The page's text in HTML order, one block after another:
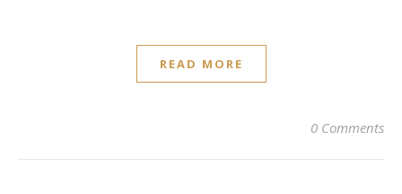
READ MORE
0 Comments